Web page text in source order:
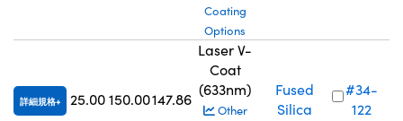
Coating
Options
詳細規格 25.00 150.00147.86
Laser V-
Coat
(633nm)
Other
Fused
Silica
#34-
122